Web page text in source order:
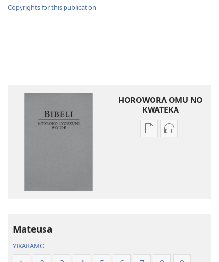
Copyrights for this publication
HOROWORA OMU NO
KWATEKA
KwatekaKwateka
Mateusa
YIKARAMO